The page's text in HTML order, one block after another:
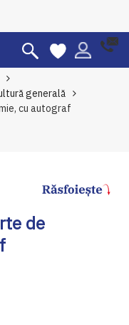
generală
cu autograf
de